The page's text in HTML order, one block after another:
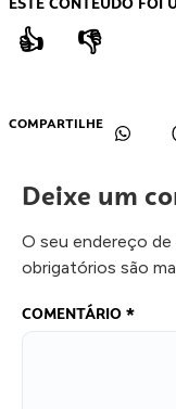
👍 👎
COMPARTILHE
Deixe um
O seu endereço de
obrigatórios são
COMENTÁRIO *